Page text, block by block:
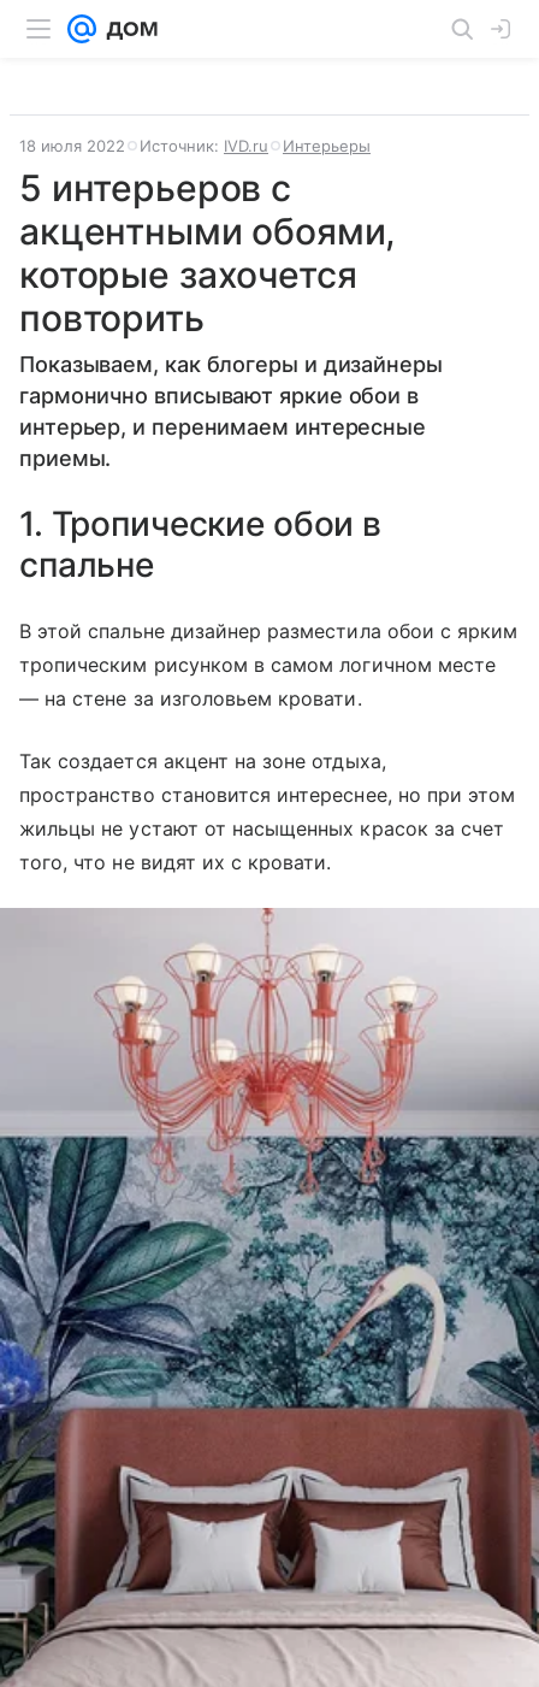
18 июля 2022 Источник: IVD.ru Интерьеры
5 интерьеров с
акцентными обоями,
которые захочется
повторить
Показываем, как блогеры и дизайнеры
гармонично вписывают яркие обои в
интерьер, и перенимаем интересные
приемы.
1. Тропические обои в
спальне
В этой спальне дизайнер разместила обои с ярким
тропическим рисунком в самом логичном месте
— на стене за изголовьем кровати.
Так создается акцент на зоне отдыха,
пространство становится интереснее, но при этом
жильцы не устают от насыщенных красок за счет
того, что не видят их с кровати.